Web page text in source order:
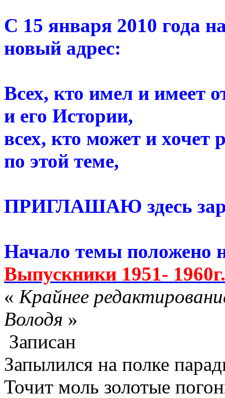
С 15 января 2010 года
новый адрес:
Всех, кто имел и
и его Истории,
всех, кто может и хочет
по этой теме,
ПРИГЛАШАЮ здесь
Начало темы положено
Выпускники 1951-
« Крайнее
Володя »
Записан
Запылился на полке
Точит моль золотые